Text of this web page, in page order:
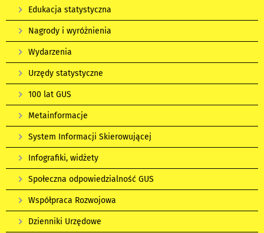
Edukacja statystyczna
Nagrody i wyróżnienia
Wydarzenia
Urzędy statystyczne
100 lat GUS
Metainformacje
System Informacji Skierowującej
Infografiki, widżety
Społeczna odpowiedzialność GUS
Współpraca Rozwojowa
Dzienniki Urzędowe